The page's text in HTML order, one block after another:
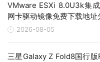
VMware ESXi 8.0U3k集成
网卡驱动镜像免费下载地址
2026-08-05
三星Galaxy Z Fold8国行版